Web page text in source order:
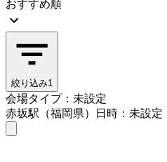
おすすめ順
絞り込み1
会場タイプ：未設定
赤坂駅（福岡県）
日時：未設定